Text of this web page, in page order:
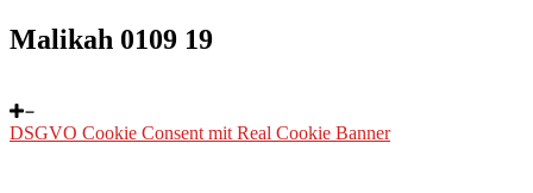
Malikah 0109 19
DSGVO Cookie Consent mit Real Cookie Banner